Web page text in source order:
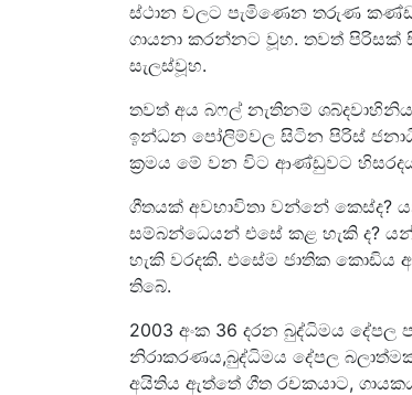
ස්ථාන වලට පැමිණෙන තරුණ
ගායනා කරන්නට වූහ. තවත්
සැලස්වූහ.
තවත් අය බෆල් නැතිනම්
ඉන්ධන පෝලිම්වල සිටින පිරිස්
ක‍්‍රමය මේ වන විට ආණ්ඩුවට
ගීතයක් අවභාවිතා වන්නේ කෙස්ද?
සම්බන්ධෙයන් එසේ කළ හැකි ද?
හැකි වරදකි. එසේම ජාතික කොඩිය
තිබේ.
2003 අංක 36 දරන බුද්ධිමය
නිරාකරණය,බුද්ධිමය දේපල
අයිතිය ඇත්තේ ගීත රචකයාට,